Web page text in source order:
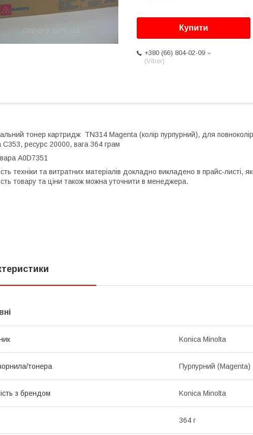
Купити
+380 (66) 804-02-09
(Viber)
тонер картридж TN314 Magenta (колір пурпурний), для
C353, ресурс 20000, вага 364 грам
A0D7351
техніки та витратних матеріалів докладно викладено в прайс-листі,
товару та ціни також можна уточнити в менеджера.
Konica Minolta
тонера Пурпурний (Magenta)
з брендом Konica Minolta
364 г